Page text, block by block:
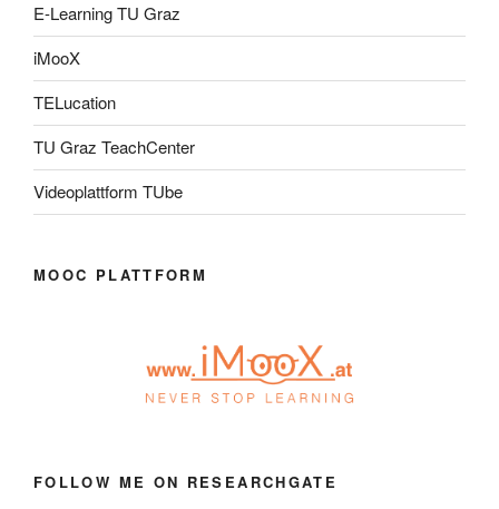
E-Learning TU Graz
iMooX
TELucation
TU Graz TeachCenter
Videoplattform TUbe
MOOC PLATTFORM
FOLLOW ME ON RESEARCHGATE